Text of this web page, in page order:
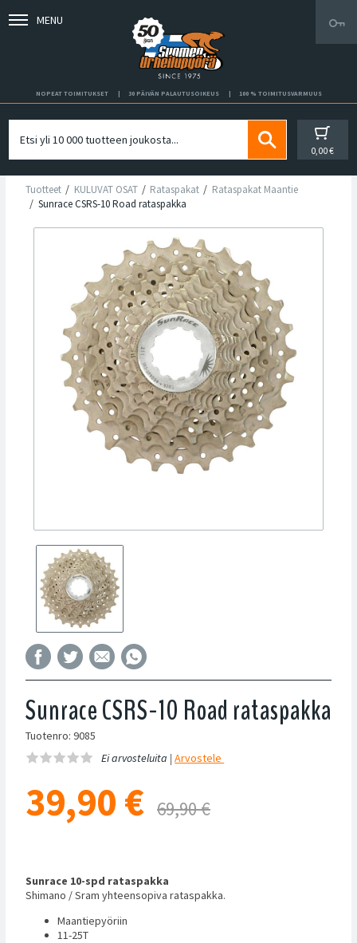
MENU
NOPEAT TOIMITUKSET 30 PÄIVÄN PALAUTUSOIKEUS 100 % TOIMITUSVARMUUS
0,00 €
Tuotteet KULUVAT OSAT Rataspakat
Rataspakat Maantie
Sunrace CSRS-10 Road rataspakka
Sunrace CSRS-10 Road rataspakka
Tuotenro: 9085
Ei arvosteluita |Arvostele
39,90 € 69,90 €
Sunrace 10-spd rataspakka
Shimano / Sram yhteensopiva rataspakka.
Maantiepyöriin
11-25T